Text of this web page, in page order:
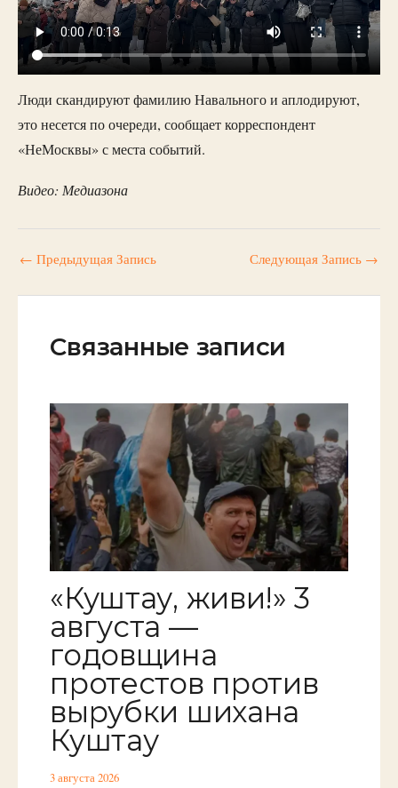
Люди скандируют фамилию Навального и аплодируют,
это несется по очереди, сообщает корреспондент
«НеМосквы» с места событий.
Видео: Медиазона
← Предыдущая Запись Следующая Запись →
Связанные записи
«Куштау, живи!» 3
августа —
годовщина
протестов против
вырубки шихана
Куштау
3 августа 2026